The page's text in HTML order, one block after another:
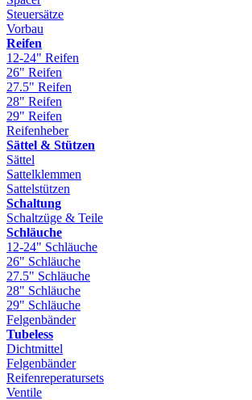
Steuersätze
Vorbau
Reifen
12-24" Reifen
26" Reifen
27.5" Reifen
28" Reifen
29" Reifen
Reifenheber
Sättel & Stützen
Sättel
Sattelklemmen
Sattelstützen
Schaltung
Schaltzüge & Teile
Schläuche
12-24" Schläuche
26" Schläuche
27.5" Schläuche
28" Schläuche
29" Schläuche
Felgenbänder
Tubeless
Dichtmittel
Felgenbänder
Reifenreperatursets
Ventile